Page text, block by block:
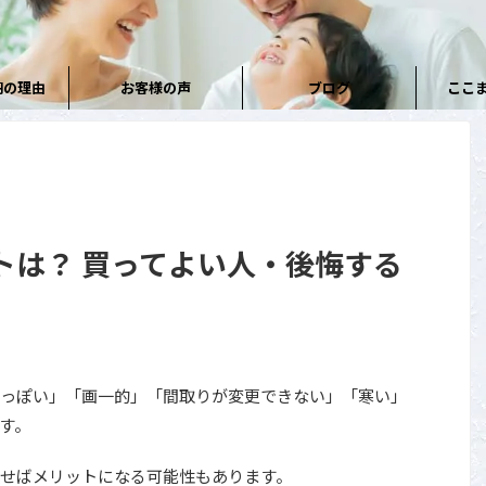
理由 お客様の声 ブログ ここ
？ 買ってよい人・後悔する
ぽい」「画一的」「間取りが変更できない」「寒い」
。
ばメリットになる可能性もあります。